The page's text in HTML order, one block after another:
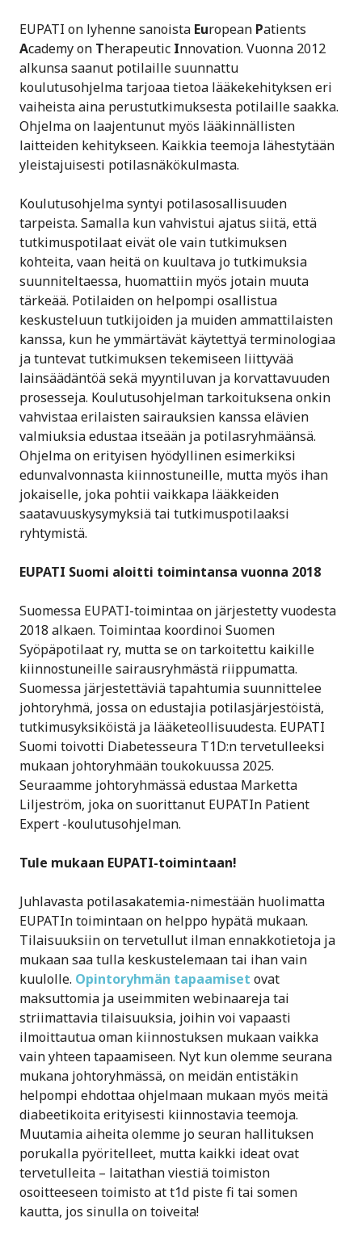
EUPATI on lyhenne sanoista European Patients
Academy on Therapeutic Innovation. Vuonna 2012
alkunsa saanut potilaille suunnattu
koulutusohjelma tarjoaa tietoa lääkekehityksen eri
vaiheista aina perustutkimuksesta potilaille saakka.
Ohjelma on laajentunut myös lääkinnällisten
laitteiden kehitykseen. Kaikkia teemoja lähestytään
yleistajuisesti potilasnäkökulmasta.
Koulutusohjelma syntyi potilasosallisuuden
tarpeista. Samalla kun vahvistui ajatus siitä, että
tutkimuspotilaat eivät ole vain tutkimuksen
kohteita, vaan heitä on kuultava jo tutkimuksia
suunniteltaessa, huomattiin myös jotain muuta
tärkeää. Potilaiden on helpompi osallistua
keskusteluun tutkijoiden ja muiden ammattilaisten
kanssa, kun he ymmärtävät käytettyä terminologiaa
ja tuntevat tutkimuksen tekemiseen liittyvää
lainsäädäntöä sekä myyntiluvan ja korvattavuuden
prosesseja. Koulutusohjelman tarkoituksena onkin
vahvistaa erilaisten sairauksien kanssa elävien
valmiuksia edustaa itseään ja potilasryhmäänsä.
Ohjelma on erityisen hyödyllinen esimerkiksi
edunvalvonnasta kiinnostuneille, mutta myös ihan
jokaiselle, joka pohtii vaikkapa lääkkeiden
saatavuuskysymyksiä tai tutkimuspotilaaksi
ryhtymistä.
EUPATI Suomi aloitti toimintansa vuonna 2018
Suomessa EUPATI-toimintaa on järjestetty vuodesta
2018 alkaen. Toimintaa koordinoi Suomen
Syöpäpotilaat ry, mutta se on tarkoitettu kaikille
kiinnostuneille sairausryhmästä riippumatta.
Suomessa järjestettäviä tapahtumia suunnittelee
johtoryhmä, jossa on edustajia potilasjärjestöistä,
tutkimusyksiköistä ja lääketeollisuudesta. EUPATI
Suomi toivotti Diabetesseura T1D:n tervetulleeksi
mukaan johtoryhmään toukokuussa 2025.
Seuraamme johtoryhmässä edustaa Marketta
Liljeström, joka on suorittanut EUPATIn Patient
Expert -koulutusohjelman.
Tule mukaan EUPATI-toimintaan!
Juhlavasta potilasakatemia-nimestään huolimatta
EUPATIn toimintaan on helppo hypätä mukaan.
Tilaisuuksiin on tervetullut ilman ennakkotietoja ja
mukaan saa tulla keskustelemaan tai ihan vain
kuulolle. Opintoryhmän tapaamiset ovat
maksuttomia ja useimmiten webinaareja tai
striimattavia tilaisuuksia, joihin voi vapaasti
ilmoittautua oman kiinnostuksen mukaan vaikka
vain yhteen tapaamiseen. Nyt kun olemme seurana
mukana johtoryhmässä, on meidän entistäkin
helpompi ehdottaa ohjelmaan mukaan myös meitä
diabeetikoita erityisesti kiinnostavia teemoja.
Muutamia aiheita olemme jo seuran hallituksen
porukalla pyöritelleet, mutta kaikki ideat ovat
tervetulleita – laitathan viestiä toimiston
osoitteeseen toimisto at t1d piste fi tai somen
kautta, jos sinulla on toiveita!